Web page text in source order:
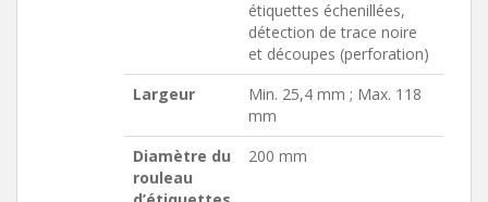
étiquettes échenillées,
détection de trace noire
et découpes (perforation)
Largeur
Min. 25,4 mm ; Max. 118
mm
Diamètre du
rouleau
200 mm